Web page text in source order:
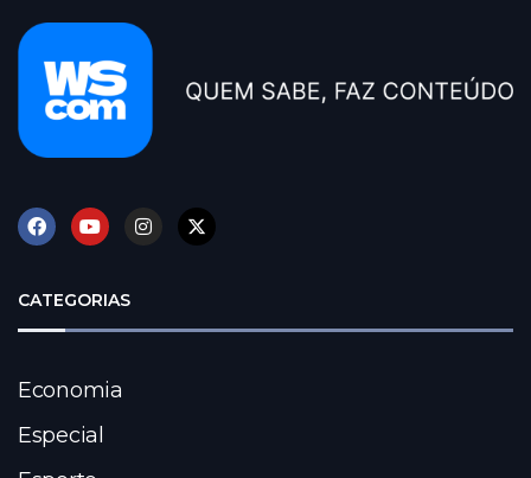
CATEGORIAS
Economia
Especial